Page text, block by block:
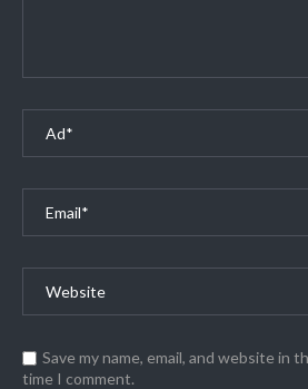
Save my name, email, and website in
time I comment.